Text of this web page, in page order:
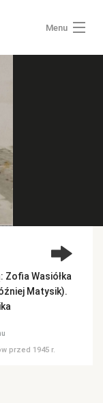
Menu
Wasiółka
Matysik).
przed 1945 r.